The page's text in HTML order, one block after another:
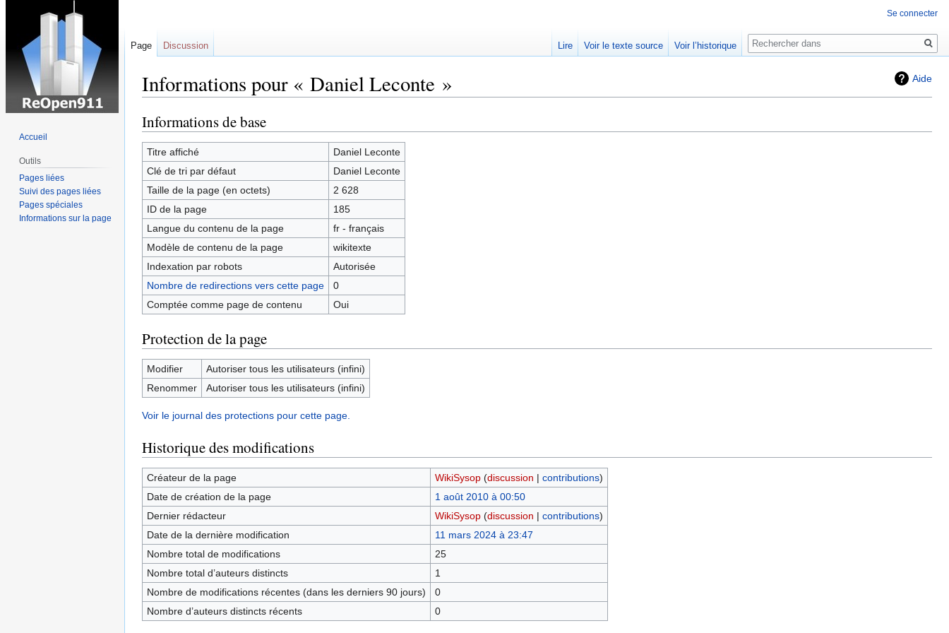
Aide
Informations pour « Daniel Leconte »
Sauter
à
la
navigation
Sauter
à
la
recherche
Informations de base
Titre affiché
Daniel Leconte
Clé de tri par défaut
Daniel Leconte
Taille de la page (en octets)
2 628
ID de la page
185
Langue du contenu de la page
fr - français
Modèle de contenu de la page
wikitexte
Indexation par robots
Autorisée
Nombre de redirections vers cette page
0
Comptée comme page de contenu
Oui
Protection de la page
Modifier
Autoriser tous les utilisateurs (infini)
Renommer
Autoriser tous les utilisateurs (infini)
Voir le journal des protections pour cette page.
Historique des modifications
Créateur de la page WikiSysop (discussion | contributions)
Date de création de la page
1 août 2010 à 00:50
Dernier rédacteur
WikiSysop (discussion | contributions)
Date de la dernière modification
11 mars 2024 à 23:47
Nombre total de modifications
25
Nombre total d’auteurs distincts
1
Nombre de modifications récentes (dans les derniers 90 jours)
0
Nombre d’auteurs distincts récents
0
Se connecter
Page Discussion Lire Voir le texte source Voir l’historique
Rechercher
Accueil
Outils
Pages liées
Suivi des pages liées
Pages spéciales
Informations sur la page